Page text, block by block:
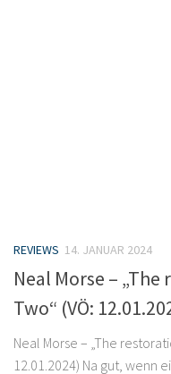
REVIEWS 14. JANUAR 2024
Neal Morse –
Two“ (VÖ:
Neal Morse – „The
12.01.2024) Na gut, wenn